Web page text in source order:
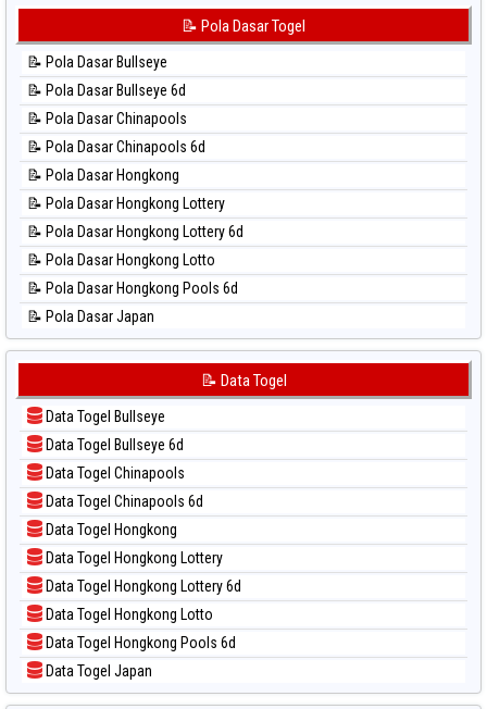
⚽ Bola Hitam Taiwan
📊 Statistik Kuda Lari
📊 Statistik Magnum Cambodia
📊 Statistik Nagoya
📊 Statistik New York Midday
📊 Statistik North Carolina Day
📊 Statistik Pcso
📊 Statistik Pennsylvania Day
📊 Statistik Sao Paulo
📊 Statistik Singapore
📊 Statistik Sydney
📊 Statistik Sydney Lottery
📊 Statistik Sydney Pools 6d
📊 Statistik Taipei
📊 Statistik Taiwan
📝 Pola Dasar Togel
📝 Pola Dasar Bullseye
📝 Pola Dasar Bullseye 6d
📝 Pola Dasar Chinapools
📝 Pola Dasar Chinapools 6d
📝 Pola Dasar Hongkong
📝 Pola Dasar Hongkong Lottery
📝 Pola Dasar Hongkong Lottery 6d
📝 Pola Dasar Hongkong Lotto
📝 Pola Dasar Hongkong Pools 6d
📝 Pola Dasar Japan
📝 Pola Dasar Japan 6d
📝 Pola Dasar Kuda Lari
📝 Pola Dasar Magnum Cambodia
📝 Pola Dasar Nagoya
📝 Pola Dasar North Carolina Day
📝 Pola Dasar Pcso
📝 Pola Dasar Sao Paulo
📝 Pola Dasar Singapore
📝 Pola Dasar Sydney
📝 Pola Dasar Sydney Lottery
📝 Pola Dasar Sydney Lottery 6d
📝 Pola Dasar Sydney Lotto
📝 Data Togel
Data Togel Bullseye
Data Togel Bullseye 6d
Data Togel Chinapools
Data Togel Chinapools 6d
Data Togel Hongkong
Data Togel Hongkong Lottery
Data Togel Hongkong Lottery 6d
Data Togel Hongkong Lotto
Data Togel Hongkong Pools 6d
Data Togel Japan
Data Togel Japan 6d